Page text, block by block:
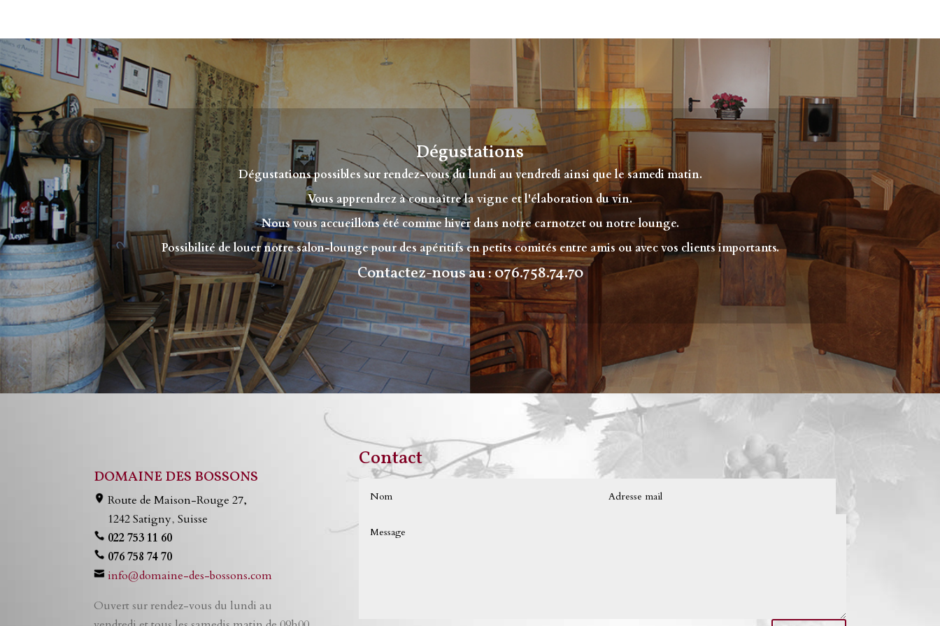
CGV
Dégustations
Dégustations possibles sur rendez-vous du lundi au vendredi ainsi que le samedi matin.
Vous apprendrez à connaître la vigne et l'élaboration du vin.
Nous vous accueillons été comme hiver dans notre carnotzet ou notre lounge.
Possibilité de louer notre salon-lounge pour des apéritifs en petits comités entre amis ou avec vos clients importants.
Contactez-nous au :076.758.74.70
DOMAINE DES BOSSONS
Route de Maison-Rouge 27,
1242 Satigny,Suisse
022 753 11 60
076 758 74 70
info@domaine-des-bossons.com
Ouvert sur rendez-vous du lundi au
Contact